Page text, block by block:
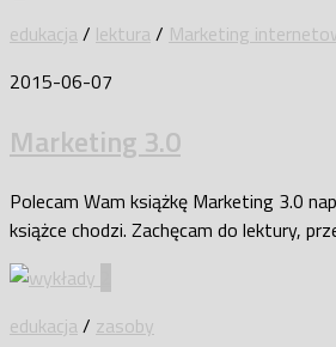
edukacja/ lektura/ Marketing
2015-06-07
Marketing 3.0
Polecam Wam książkę Marketing 3.0
książce chodzi. Zachęcam do lektury,
edukacja/ zasoby